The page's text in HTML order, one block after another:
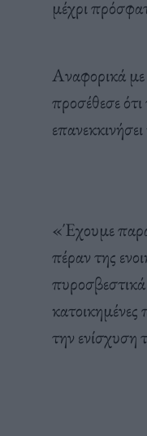
μέχρι
Αναφορικά με
προσέθεσε
«Έχουμε
πέραν της
κατοικημένες
την ενίσχυση